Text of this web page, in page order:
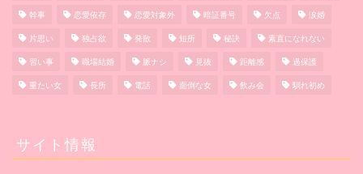
幹事 恋愛依存 恋愛対象外 暗証番号 欠点 涙婚
片思い 独占欲 発散 短所 秘訣 素直になれない
習い事 職場結婚 脈ナシ 見抜 距離感 過保護
重たい女 長所 電話 面倒な女 飲み会 馴れ初め
サイト情報